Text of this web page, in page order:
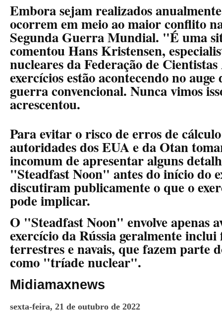
Embora sejam realizados
ocorrem em meio ao maior conflito
Segunda Guerra Mundial. "É uma
comentou Hans Kristensen,
nucleares da Federação de
exercícios estão acontecendo no
guerra convencional. Nunca vimos
acrescentou.
Para evitar o risco de erros de
autoridades dos EUA e da Otan
incomum de apresentar alguns
"Steadfast Noon" antes do início do
discutiram publicamente o que o
pode implicar.
O "Steadfast Noon" envolve apenas
exercício da Rússia geralmente inclui
terrestres e navais, que fazem parte
como "tríade nuclear".
Midiamaxnews
sexta-feira, 21 de outubro de 2022